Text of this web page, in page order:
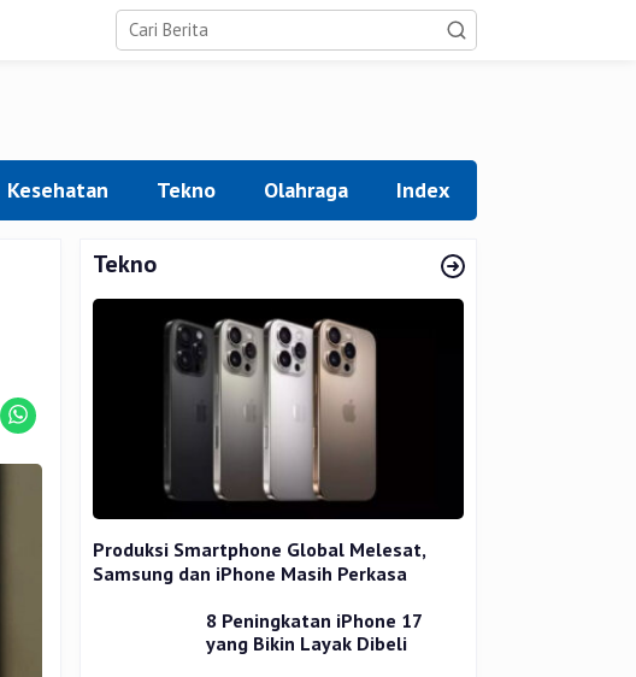
Kesehatan Tekno Olahraga Index
Tekno
Produksi Smartphone Global Melesat,
Samsung dan iPhone Masih Perkasa
8 Peningkatan iPhone 17
yang Bikin Layak Dibeli